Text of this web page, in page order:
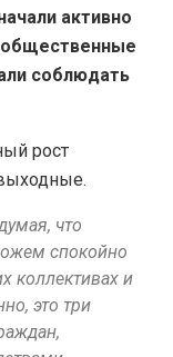
активно
общественные
соблюдать
рост
что
спокойно
коллективах и
это три